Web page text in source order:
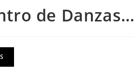
de Danzas…